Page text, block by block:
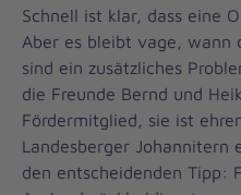
Schnell ist klar, dass eine
Aber es bleibt vage, wann
sind ein zusätzliches
die Freunde Bernd und
Fördermitglied, sie ist
Landesberger Johannitern
den entscheidenden Tipp: